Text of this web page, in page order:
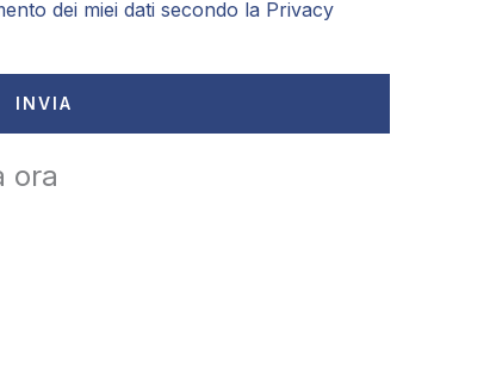
dei miei dati secondo la Privacy
INVIA
ora